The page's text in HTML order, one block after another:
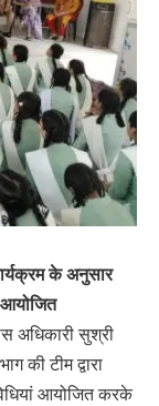
के अनुसार
आयोजित
अधिकारी सुश्री
की टीम द्वारा
आयोजित करके